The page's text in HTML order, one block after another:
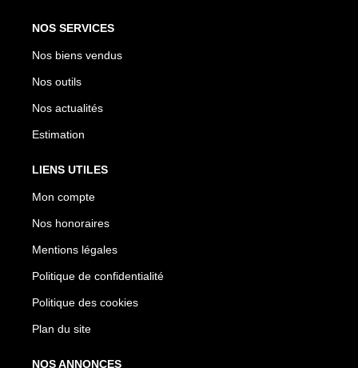
NOS SERVICES
Nos biens vendus
Nos outils
Nos actualités
Estimation
LIENS UTILES
Mon compte
Nos honoraires
Mentions légales
Politique de confidentialité
Politique des cookies
Plan du site
NOS ANNONCES